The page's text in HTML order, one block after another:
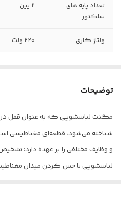
تعداد پایه های
سلکتور
۲ پین
ولتاژ کاری ۲۲۰ ولت
توضیحات
مگنت لباسشویی که به عنوان قفل
شناخته می‌شود، قطعه‌ای مغناطیسی
و وظایف مختلفی را بر عهده دارد:
لباسشویی با حس کردن میدان